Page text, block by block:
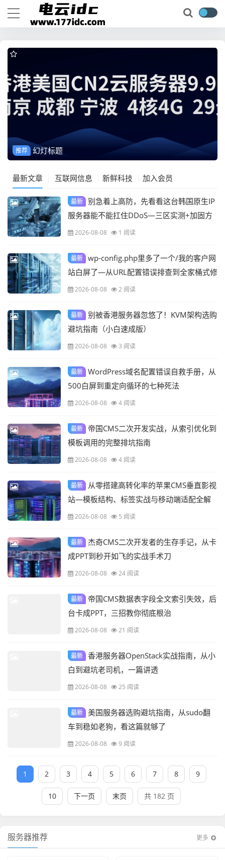
推荐 幻灯标题
最新文章 互联网信息 新鲜科技 加入会员
最新 别急着上高防，先看看这台韩国原生IP
服务器能不能扛住DDoS—三区实测+加固方
案复盘
2026-08-08 1 阅读
最新 wp-config.php里多了一个/我的客户网
站白屏了—从URL配置错误排查到全家桶式修
复实录
2026-08-08 2 阅读
最新 别被香港服务器忽悠了！KVM架构选购
避坑指南（小白速成版）
2026-08-08 3 阅读
最新 WordPress域名配置错误自救手册，从
500白屏到重定向循环的七种死法
2026-08-08 4 阅读
最新
帝国CMS二次开发实战，从索引优化到
模板调用的完整排坑指南
2026-08-08 4 阅读
最新
从零搭建高转化率的苹果CMS垂直影视
站—模板结构、标签实战与移动端适配全解
析2026-08-08 5 阅读
最新
杰奇CMS二次开发者的生存手记，从卡
成PPT到秒开如飞的实战手术刀
2026-08-08 24 阅读
最新
帝国CMS数据表字段全文索引失效，后
台卡成PPT，三招教你彻底根治
2026-08-08 21 阅读
最新 香港服务器OpenStack实战指南，从小
白到避坑老司机，一篇讲透
2026-08-08 25 阅读
最新 美国服务器选购避坑指南，从sudo翻
车到稳如老狗，看这篇就够了
2026-08-08 9 阅读
1 2 3 4 5 6 7 8 9
10 下一页 末页 共 182 页
服务器推荐 更多